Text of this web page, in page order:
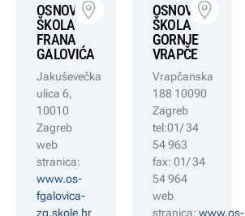
OSNOVNA
ŠKOLA
FRANA
GALOVIĆA
Jakuševečka
ulica 6,
10010
Zagreb
web
stranica:
www.os-
fgalovica-
zg.skole.hr
OSNOVNA
ŠKOLA
GORNJE
VRAPČE
Vrapčanska
188 10090
Zagreb
tel:01/ 34
54 963
fax: 01/ 34
54 964
web
stranica: www.os-